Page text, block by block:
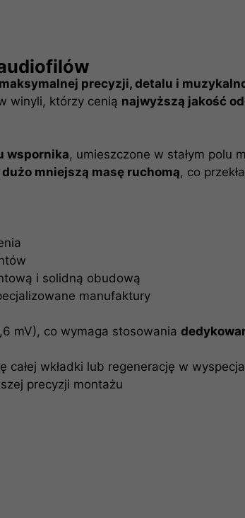
maksymalnej precyzji, detalu i
winyli, którzy cenią najwyższą jakość
wspornika, umieszczone w stałym polu
dużo mniejszą masę ruchomą, co
i solidną obudową
manufaktury
mV), co wymaga stosowania
całej wkładki lub regenerację w
precyzji montażu